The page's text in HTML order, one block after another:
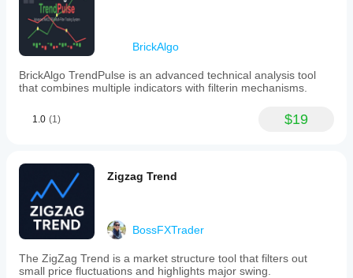
BrickAlgo
BrickAlgo TrendPulse is an advanced technical analysis tool
that combines multiple indicators with filterin mechanisms.
1.0 (1) $19
Zigzag Trend
BossFXTrader
The ZigZag Trend is a market structure tool that filters out
small price fluctuations and highlights major swing.